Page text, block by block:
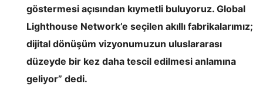
göstermesi açısından kıymetli buluyoruz. Global
Lighthouse Network’e seçilen akıllı fabrikalarımız;
dijital dönüşüm vizyonumuzun uluslararası
düzeyde bir kez daha tescil edilmesi anlamına
geliyor” dedi.